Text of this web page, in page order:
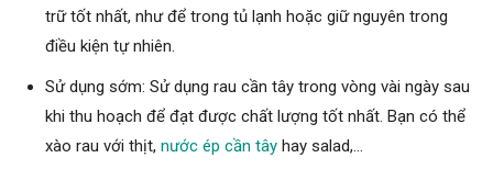
trữ tốt nhất, như để trong tủ lạnh hoặc giữ nguyên trong
điều kiện tự nhiên.
Sử dụng sớm: Sử dụng rau cần tây trong vòng vài ngày sau
khi thu hoạch để đạt được chất lượng tốt nhất. Bạn có thể
xào rau với thịt, nước ép cần tây hay salad,…